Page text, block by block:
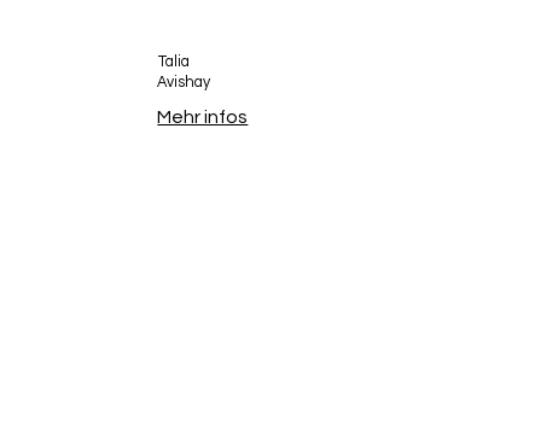
Talia
Avishay
Mehr infos